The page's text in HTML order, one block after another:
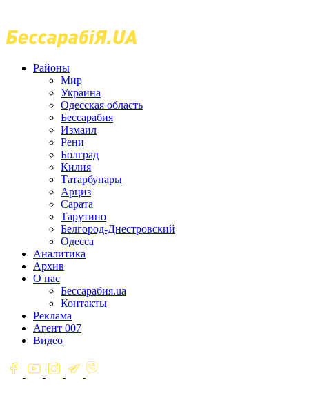
Районы
Мир
Украина
Одесская область
Бессарабия
Измаил
Рени
Болград
Килия
Татарбунары
Арциз
Сарата
Тарутино
Белгород-Днестровский
Одесса
Аналитика
Архив
О нас
Бессарабия.ua
Контакты
Реклама
Агент 007
Видео